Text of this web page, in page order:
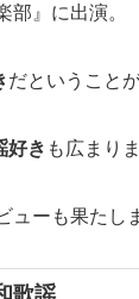
部』に出演。
だということが
好き も広まり
ューも果たし